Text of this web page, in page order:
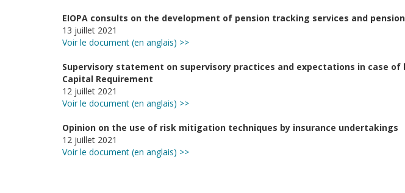
EIOPA consults on the development of pension tracking services and
13 juillet 2021
Voir le document (en anglais) >>
Supervisory statement on supervisory practices and expectations in case of
Capital Requirement
12 juillet 2021
Voir le document (en anglais) >>
Opinion on the use of risk mitigation techniques by insurance undertakings
12 juillet 2021
Voir le document (en anglais) >>